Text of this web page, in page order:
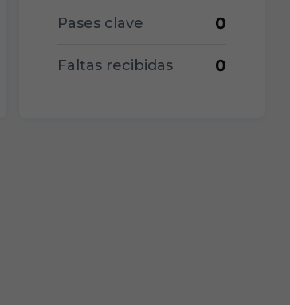
Pases clave 0
Faltas recibidas 0